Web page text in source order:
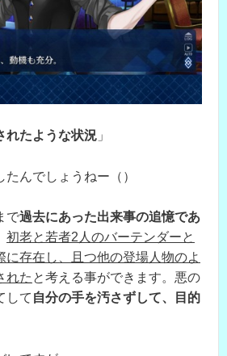
れたような状況 」
んでしょうねー（）
で過去にあった出来事の追憶であ
初老と若者2人のバーテンダーと
に存在し、且つ他の登場人物のよ
れた と考える事ができます。悪の
して 自分の手を汚さずして、目的